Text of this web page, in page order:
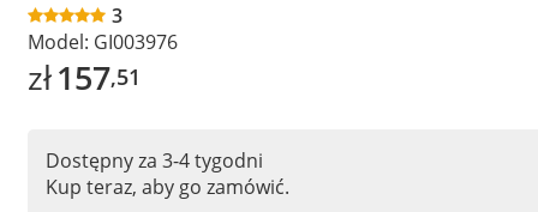
3
Model: GI003976
zł157,51
Dostępny za 3-4 tygodni
Kup teraz, aby go zamówić.